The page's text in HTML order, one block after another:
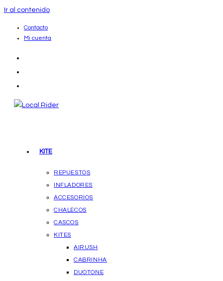
Ir al contenido
Contacto
Mi cuenta
KITE
REPUESTOS
INFLADORES
ACCESORIOS
CHALECOS
CASCOS
KITES
AIRUSH
CABRINHA
DUOTONE